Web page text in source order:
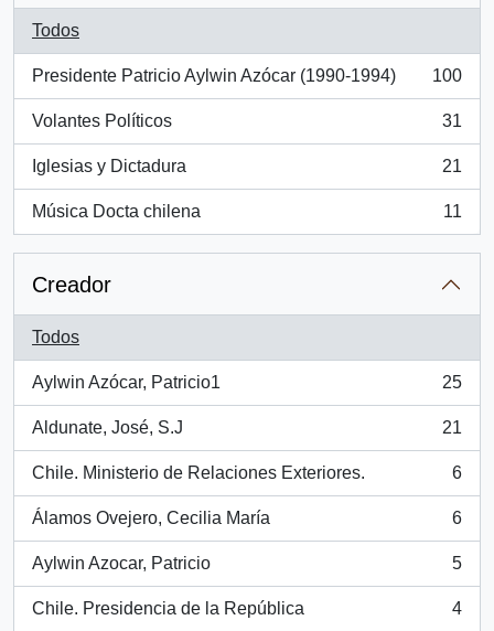
Todos
Presidente Patricio Aylwin Azócar (1990-1994)
, 100 resultados
100
Volantes Políticos
, 31 resultados
31
Iglesias y Dictadura
, 21 resultados
21
Música Docta chilena
, 11 resultados
11
Creador
Todos
Aylwin Azócar, Patricio1
, 25 resultados
25
Aldunate, José, S.J
, 21 resultados
21
Chile. Ministerio de Relaciones Exteriores.
, 6 resultados
6
Álamos Ovejero, Cecilia María
, 6 resultados
6
Aylwin Azocar, Patricio
, 5 resultados
5
Chile. Presidencia de la República
, 4 resultados
4